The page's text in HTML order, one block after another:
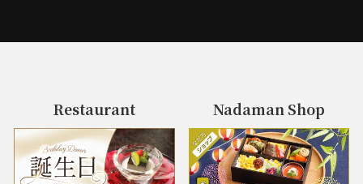
Restaurant Nadaman Shop